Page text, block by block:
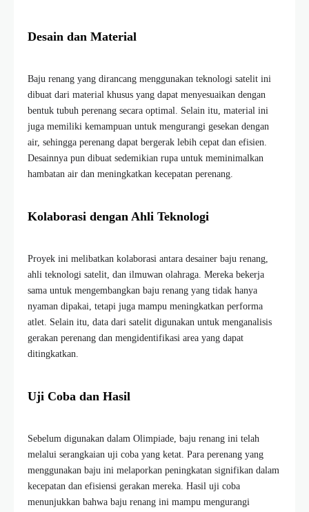
Desain dan Material
Baju renang yang dirancang menggunakan teknologi satelit ini
dibuat dari material khusus yang dapat menyesuaikan dengan
bentuk tubuh perenang secara optimal. Selain itu, material ini
juga memiliki kemampuan untuk mengurangi gesekan dengan
air, sehingga perenang dapat bergerak lebih cepat dan efisien.
Desainnya pun dibuat sedemikian rupa untuk meminimalkan
hambatan air dan meningkatkan kecepatan perenang.
Kolaborasi dengan Ahli Teknologi
Proyek ini melibatkan kolaborasi antara desainer baju renang,
ahli teknologi satelit, dan ilmuwan olahraga. Mereka bekerja
sama untuk mengembangkan baju renang yang tidak hanya
nyaman dipakai, tetapi juga mampu meningkatkan performa
atlet. Selain itu, data dari satelit digunakan untuk menganalisis
gerakan perenang dan mengidentifikasi area yang dapat
ditingkatkan.
Uji Coba dan Hasil
Sebelum digunakan dalam Olimpiade, baju renang ini telah
melalui serangkaian uji coba yang ketat. Para perenang yang
menggunakan baju ini melaporkan peningkatan signifikan dalam
kecepatan dan efisiensi gerakan mereka. Hasil uji coba
menunjukkan bahwa baju renang ini mampu mengurangi